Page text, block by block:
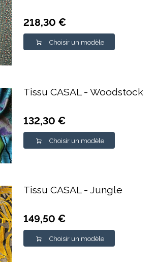
218,30 €
Choisir un modèle
Tissu CASAL - Woodstock
132,30 €
Choisir un modèle
Tissu CASAL - Jungle
149,50 €
Choisir un modèle